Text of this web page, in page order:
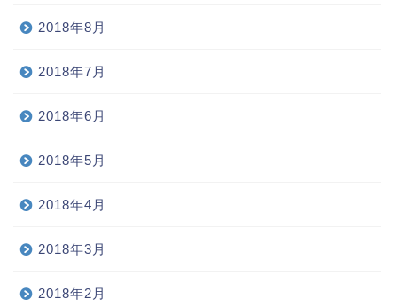
2018年8月
2018年7月
2018年6月
2018年5月
2018年4月
2018年3月
2018年2月